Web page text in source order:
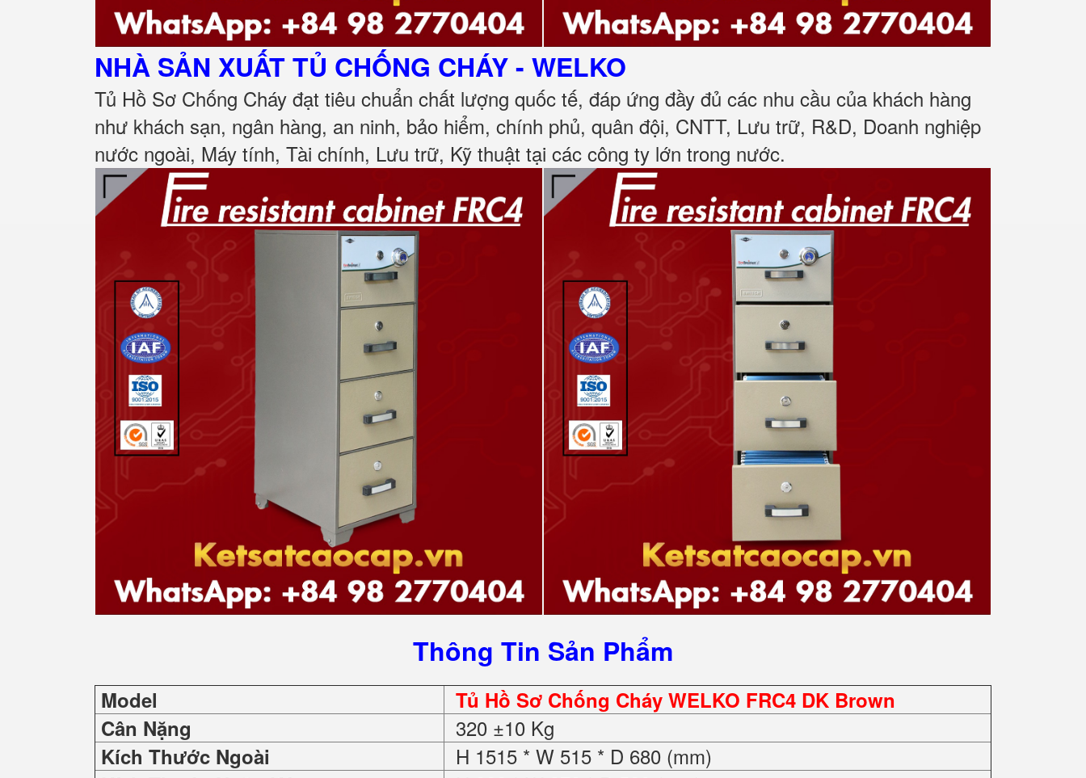
NHÀ SẢN XUẤT TỦ CHỐNG CHÁY- WELKO
Tủ Hồ Sơ Chống Cháy đạt tiêu chuẩn chất lượng quốc tế, đáp ứng đầy đủ các nhu cầu của khách hàng
như khách sạn, ngân hàng, an ninh, bảo hiểm, chính phủ, quân đội, CNTT, Lưu trữ, R&D, Doanh nghiệp
nước ngoài, Máy tính, Tài chính, Lưu trữ, Kỹ thuật tại các công ty lớn trong nước.
Thông Tin Sản Phẩm
Model
Tủ Hồ Sơ Chống Cháy WELKO FRC4 DK Brown
Cân Nặng
320 ±10 Kg
Kích Thước Ngoài H 1515 * W 515 * D 680 (mm)